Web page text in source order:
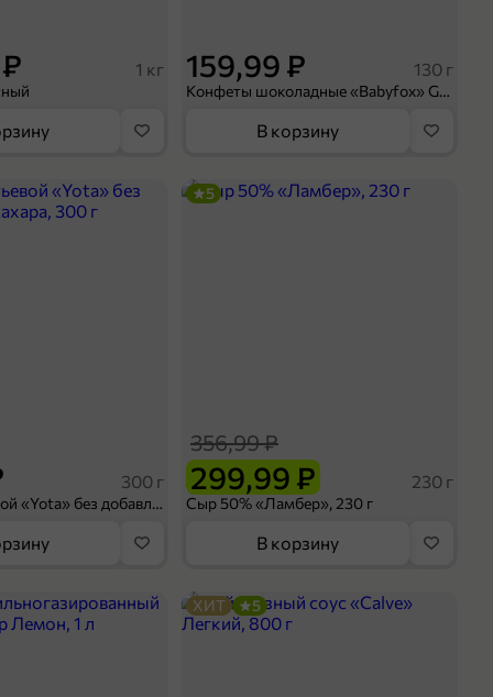
1 кг 159,99 ₽ 130 г
Конфеты шоколадные «Babyfox» Galaxy sphere с фундуком, 130 г
В корзину
300 г
Йогурт питьевой «Yota» без добавления сахара, 300 г
299,99 ₽
356,99 ₽
230 г
Сыр 50% «Ламбер», 230 г
5
В корзину
ХИТ 5